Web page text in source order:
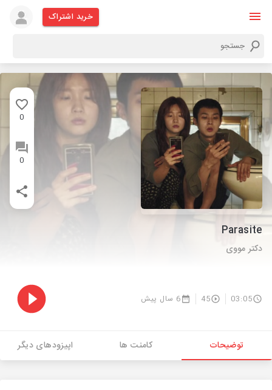
خرید اشتراک
0
0
Parasite
دکتر مووی
03:05
45 6 سال پیش
توضیحات کامنت ها اپیزودهای دیگر